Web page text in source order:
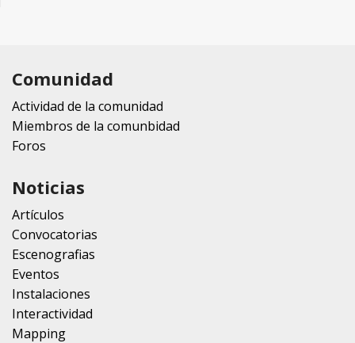
Comunidad
Actividad de la comunidad
Miembros de la comunbidad
Foros
Noticias
Artículos
Convocatorias
Escenografias
Eventos
Instalaciones
Interactividad
Mapping